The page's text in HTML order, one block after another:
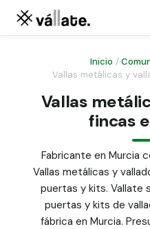
Malla ganadera
Malla simple torsión
Malla triple torsión
Panel malla H.
Puerta abatible
Puerta acceso
Poste malla
Poste malla simple
Alambre de espino
Inicio /
Vallas metálicas y
Vallas
fincas
Fabricante en Murcia
Vallas metálicas y
puertas y kits. Vallate
puertas y kits de
fábrica en Murcia.